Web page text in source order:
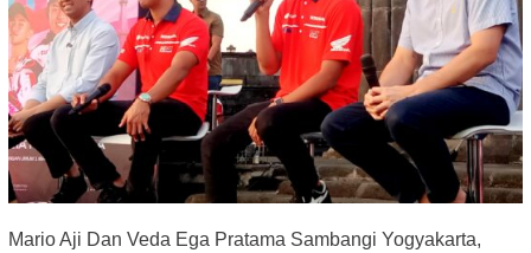
Mario Aji Dan Veda Ega Pratama Sambangi Yogyakarta,